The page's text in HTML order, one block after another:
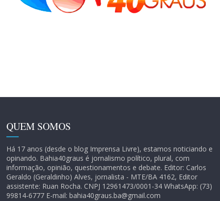
QUEM SOMOS
Há 17 anos (desde o blog Imprensa Livre), estamos noticiando e
opinando. Bahia40graus é jornalismo político, plural, com
informação, opinião, questionamentos e debate. Editor: Carlos
Geraldo (Geraldinho) Alves, jornalista - MTE/BA 4162, Editor
assistente: Ruan Rocha. CNPJ 12961473/0001-34 WhatsApp: (73)
99814-6777 E-mail: bahia40graus.ba@gmail.com